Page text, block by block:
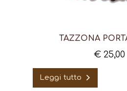
TAZZONA
€ 25,00
Leggi tutto